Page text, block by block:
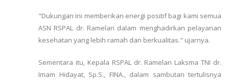
"Dukungan ini memberikan energi positif bagi kami semua
ASN RSPAL dr. Ramelan dalam menghadirkan pelayanan
kesehatan yang lebih ramah dan berkualitas." ujarnya.
Sementara itu, Kepala RSPAL dr. Ramelan Laksma TNI dr.
Imam Hidayat, Sp.S., FINA., dalam sambutan tertulisnya